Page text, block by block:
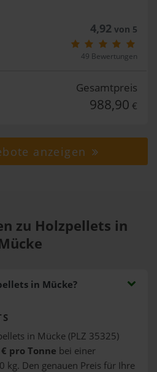
4,92von 5
49 Bewertungen
Gesamtpreis
988,90 €
anzeigen
zu Holzpellets in
in Mücke?
in Mücke (PLZ 35325)
pro Tonne bei einer
kg. Den genauen Preis für Ihre